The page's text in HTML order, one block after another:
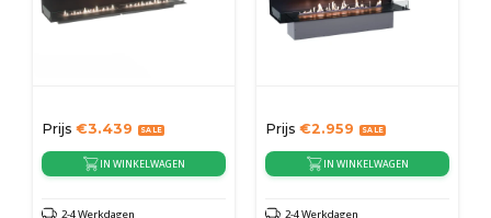
Prijs €3.439
IN WINKELWAGEN
2-4 Werkdagen
Prijs €2.959
IN WINKELWAGEN
2-4 Werkdagen